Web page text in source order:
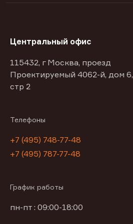
Центральный офис
115432, г Москва, проезд
Проектируемый 4062-й, дом 6,
стр 2
Телефоны
+7 (495) 748-77-48
+7 (495) 787-77-48
График работы
пн-пт : 09:00-18:00